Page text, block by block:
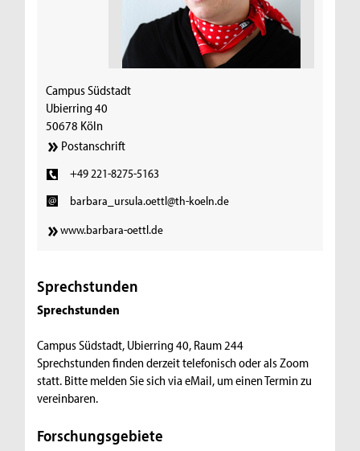
Campus Südstadt
Ubierring 40
50678 Köln
Postanschrift
+49 221-8275-5163
barbara_ursula.oettl@th-koeln.de
www.barbara-oettl.de
Sprechstunden
Sprechstunden
Campus Südstadt, Ubierring 40, Raum 244
Sprechstunden finden derzeit telefonisch oder als Zoom
statt. Bitte melden Sie sich via eMail, um einen Termin zu
vereinbaren.
Forschungsgebiete